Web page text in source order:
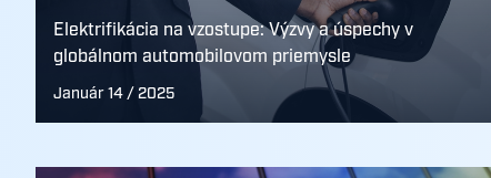
Elektrifikácia na vzostupe: Výzvy a úspechy v
globálnom automobilovom priemysle
Január 14 / 2025